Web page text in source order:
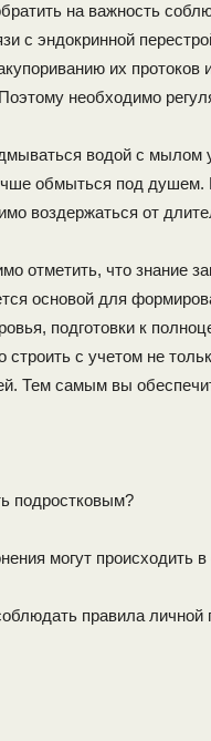
на важность
с эндокринной
их прото­ков
необходимо
водой с мылом
обмыться под душем.
воздержаться от
отметить, что знание
основой для
подготовки к
строить с учетом не
Тем самым вы
подростковым?
могут происходить в
правила личной